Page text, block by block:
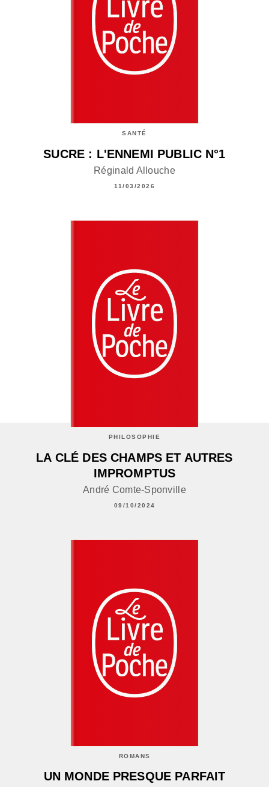
SANTÉ
SUCRE : L'ENNEMI PUBLIC N°1
Réginald Allouche
11/03/2026
PHILOSOPHIE
LA CLÉ DES CHAMPS ET AUTRES
IMPROMPTUS
André Comte-Sponville
09/10/2024
ROMANS
UN MONDE PRESQUE PARFAIT